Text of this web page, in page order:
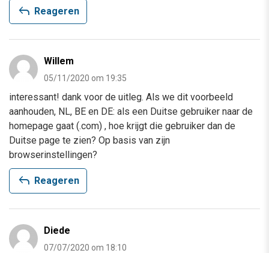
reply Reageren
Willem
05/11/2020 om 19:35
interessant! dank voor de uitleg. Als we dit voorbeeld
aanhouden, NL, BE en DE: als een Duitse gebruiker naar de
homepage gaat (.com) , hoe krijgt die gebruiker dan de
Duitse page te zien? Op basis van zijn
browserinstellingen?
reply Reageren
Diede
07/07/2020 om 18:10